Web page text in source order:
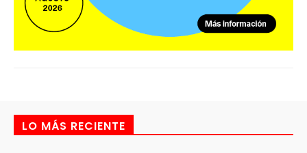
LO MÁS RECIENTE